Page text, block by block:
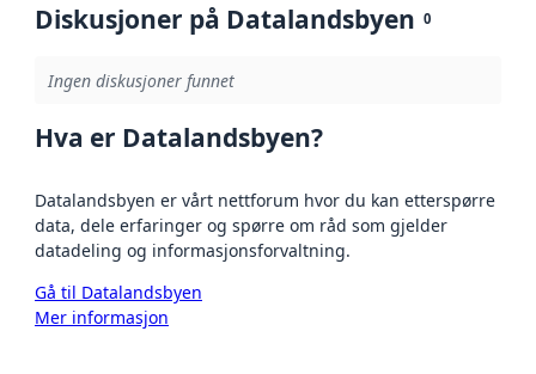
Diskusjoner på Datalandsbyen 0
Ingen diskusjoner funnet
Hva er Datalandsbyen?
Datalandsbyen er vårt nettforum hvor du kan etterspørre
data, dele erfaringer og spørre om råd som gjelder
datadeling og informasjonsforvaltning.
Gå til Datalandsbyen
Mer informasjon